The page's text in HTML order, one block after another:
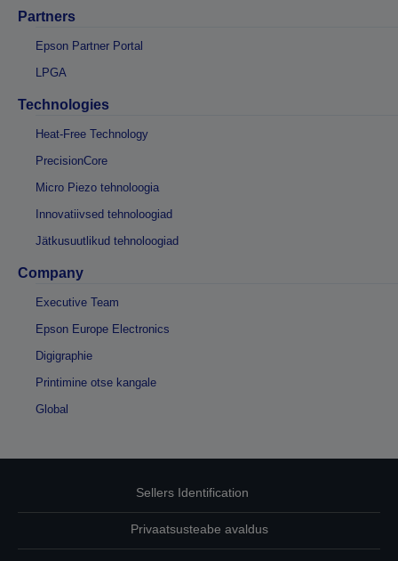
Partners
Epson Partner Portal
LPGA
Technologies
Heat-Free Technology
PrecisionCore
Micro Piezo tehnoloogia
Innovatiivsed tehnoloogiad
Jätkusuutlikud tehnoloogiad
Company
Executive Team
Epson Europe Electronics
Digigraphie
Printimine otse kangale
Global
Sellers Identification
Privaatsusteabe avaldus